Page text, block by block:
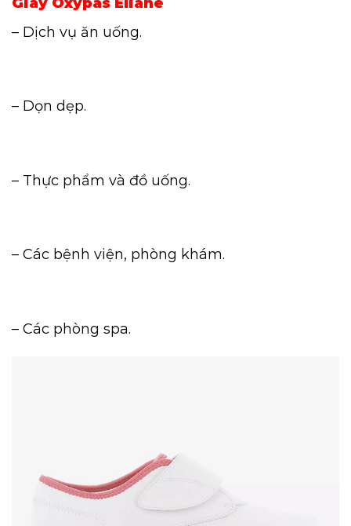
– Dịch vụ ăn uống.
– Dọn dẹp.
– Thực phẩm và đồ uống.
– Các bệnh viện, phòng khám.
– Các phòng spa.